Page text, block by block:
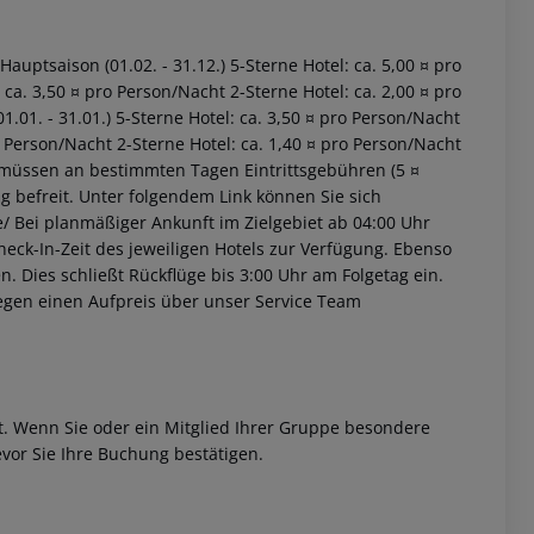
(01.02. - 31.12.) 5-Sterne Hotel: ca. 5,00 ¤ pro
3,50 ¤ pro Person/Nacht 2-Sterne Hotel: ca. 2,00 ¤ pro
- 31.01.) 5-Sterne Hotel: ca. 3,50 ¤ pro Person/Nacht
Nacht 2-Sterne Hotel: ca. 1,40 ¤ pro Person/Nacht
an bestimmten Tagen Eintrittsgebühren (5 ¤
befreit. Unter folgendem Link können Sie sich
planmäßiger Ankunft im Zielgebiet ab 04:00 Uhr
In-Zeit des jeweiligen Hotels zur Verfügung. Ebenso
Dies schließt Rückflüge bis 3:00 Uhr am Folgetag ein.
einen Aufpreis über unser Service Team
Sie oder ein Mitglied Ihrer Gruppe besondere
Sie Ihre Buchung bestätigen.
akzeptieren